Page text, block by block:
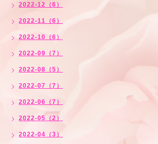
2022-12（6）
2022-11（6）
2022-10（6）
2022-09（7）
2022-08（5）
2022-07（7）
2022-06（7）
2022-05（2）
2022-04（3）